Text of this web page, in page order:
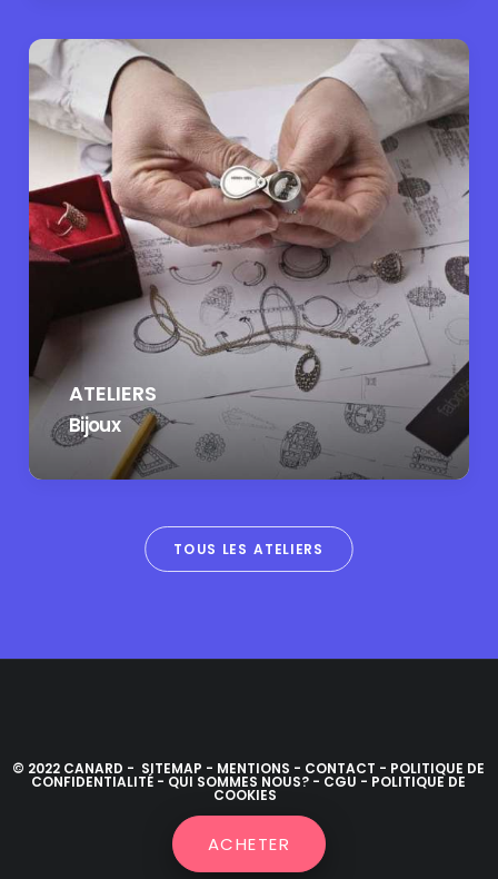
ATELIERS
Bijoux
TOUS LES ATELIERS
ACHETER
© 2022 CANARD - SITEMAP - MENTIONS - CONTACT - POLITIQUE DE
CONFIDENTIALITÉ - QUI SOMMES NOUS? - CGU - POLITIQUE DE
COOKIES